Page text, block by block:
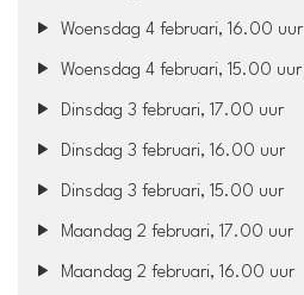
Woensdag 4 februari, 16.00 uur
Woensdag 4 februari, 15.00 uur
Dinsdag 3 februari, 17.00 uur
Dinsdag 3 februari, 16.00 uur
Dinsdag 3 februari, 15.00 uur
Maandag 2 februari, 17.00 uur
Maandag 2 februari, 16.00 uur